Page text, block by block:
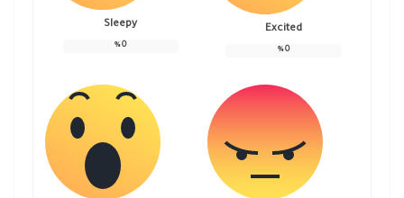
Excited
0
%
Sleepy
0
%